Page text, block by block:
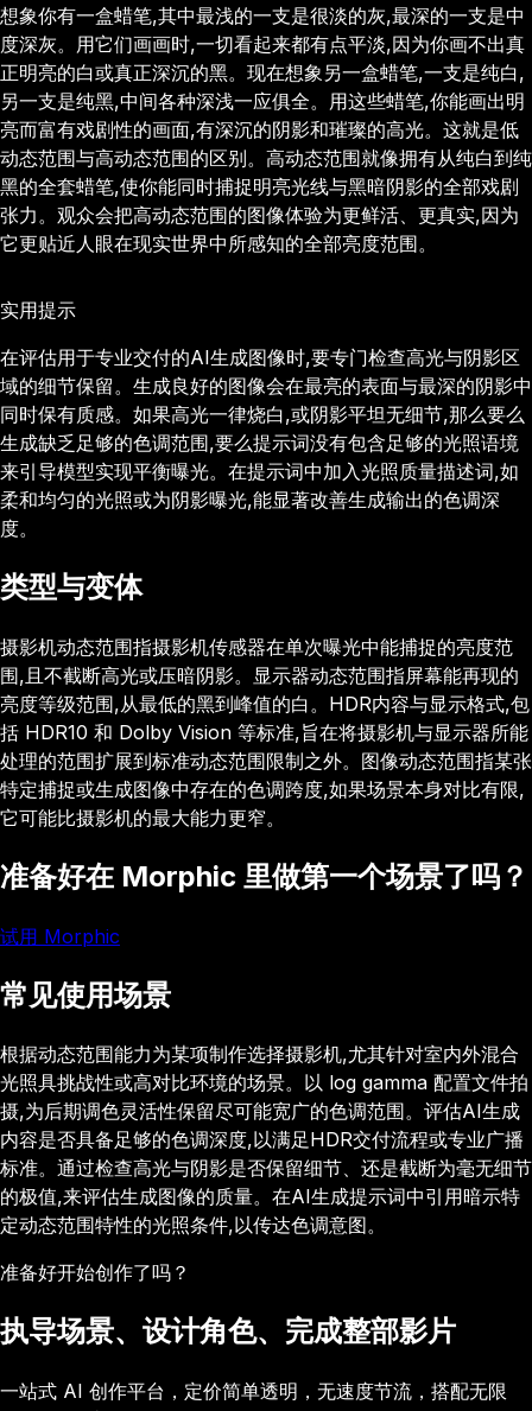
想象你有一盒蜡笔,其中最浅的一支是很淡的灰,最深的一支是中
度深灰。用它们画画时,一切看起来都有点平淡,因为你画不出真
正明亮的白或真正深沉的黑。现在想象另一盒蜡笔,一支是纯白,
另一支是纯黑,中间各种深浅一应俱全。用这些蜡笔,你能画出明
亮而富有戏剧性的画面,有深沉的阴影和璀璨的高光。这就是低
动态范围与高动态范围的区别。高动态范围就像拥有从纯白到纯
黑的全套蜡笔,使你能同时捕捉明亮光线与黑暗阴影的全部戏剧
张力。观众会把高动态范围的图像体验为更鲜活、更真实,因为
它更贴近人眼在现实世界中所感知的全部亮度范围。
实用提示
在评估用于专业交付的AI生成图像时,要专门检查高光与阴影区
域的细节保留。生成良好的图像会在最亮的表面与最深的阴影中
同时保有质感。如果高光一律烧白,或阴影平坦无细节,那么要么
生成缺乏足够的色调范围,要么提示词没有包含足够的光照语境
来引导模型实现平衡曝光。在提示词中加入光照质量描述词,如
柔和均匀的光照或为阴影曝光,能显著改善生成输出的色调深
度。
类型与变体
摄影机动态范围指摄影机传感器在单次曝光中能捕捉的亮度范
围,且不截断高光或压暗阴影。显示器动态范围指屏幕能再现的
亮度等级范围,从最低的黑到峰值的白。HDR内容与显示格式,包
括 HDR10 和 Dolby Vision 等标准,旨在将摄影机与显示器所能
处理的范围扩展到标准动态范围限制之外。图像动态范围指某张
特定捕捉或生成图像中存在的色调跨度,如果场景本身对比有限,
它可能比摄影机的最大能力更窄。
准备好在 Morphic 里做第一个场景了吗？
试用 Morphic
常见使用场景
根据动态范围能力为某项制作选择摄影机,尤其针对室内外混合
光照具挑战性或高对比环境的场景。以 log gamma 配置文件拍
摄,为后期调色灵活性保留尽可能宽广的色调范围。评估AI生成
内容是否具备足够的色调深度,以满足HDR交付流程或专业广播
标准。通过检查高光与阴影是否保留细节、还是截断为毫无细节
的极值,来评估生成图像的质量。在AI生成提示词中引用暗示特
定动态范围特性的光照条件,以传达色调意图。
准备好开始创作了吗？
执导场景、设计角色、完成整部影片
一站式 AI 创作平台，定价简单透明，无速度节流，搭配无限